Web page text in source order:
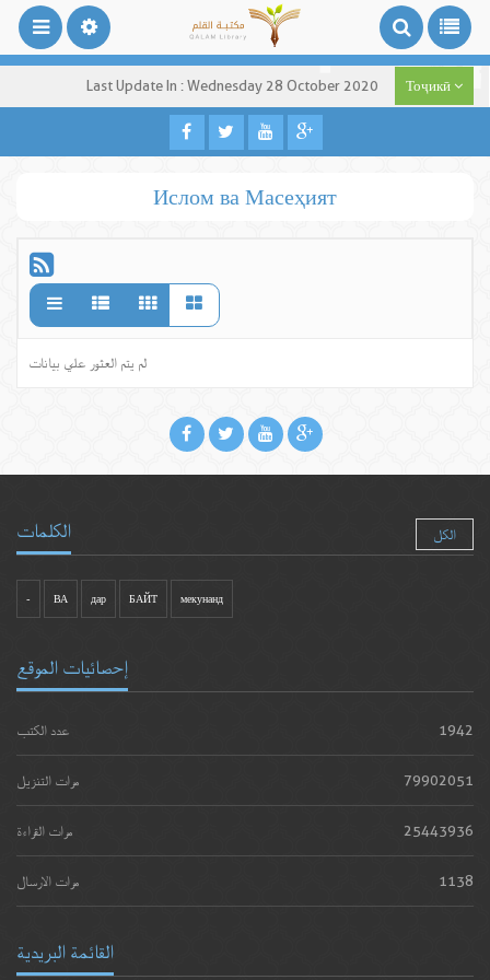
Last Update In : Wednesday 28 October 2020 Тоҷикӣ
Ислом ва Масеҳият
لم يتم العثور علي بيانات
الكلمات الكل
- ВА дар БАЙТ мекунанд
إحصائيات الموقع
عدد الكتب 1942
مرات التنزيل 79902051
مرات القراءة 25443936
مرات الارسال 1138
القائمة البريدية